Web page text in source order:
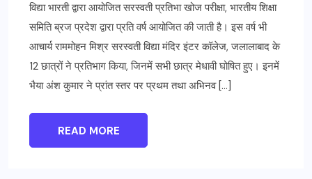
विद्या भारती द्वारा आयोजित सरस्वती प्रतिभा खोज परीक्षा, भारतीय शिक्षा
समिति ब्रज प्रदेश द्वारा प्रति वर्ष आयोजित की जाती है। इस वर्ष भी
आचार्य राममोहन मिश्र सरस्वती विद्या मंदिर इंटर कॉलेज, जलालाबाद के
12 छात्रों ने प्रतिभाग किया, जिनमें सभी छात्र मेधावी घोषित हुए। इनमें
भैया अंश कुमार ने प्रांत स्तर पर प्रथम तथा अभिनव […]
READ MORE